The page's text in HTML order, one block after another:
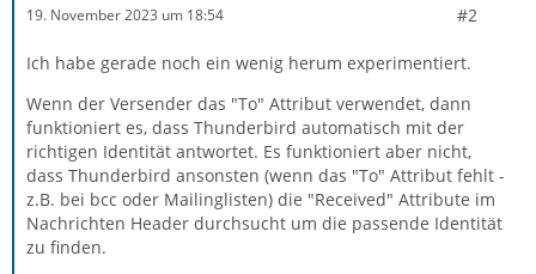
19. November 2023 um 18:54 #2
Ich habe gerade noch ein wenig herum experimentiert.
Wenn der Versender das "To" Attribut verwendet, dann
funktioniert es, dass Thunderbird automatisch mit der
richtigen Identität antwortet. Es funktioniert aber nicht,
dass Thunderbird ansonsten (wenn das "To" Attribut fehlt -
z.B. bei bcc oder Mailinglisten) die "Received" Attribute im
Nachrichten Header durchsucht um die passende Identität
zu finden.